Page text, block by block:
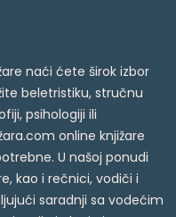
naći ćete širok izbor
beletristiku, stručnu
psihologiji ili
online knjižare
U našoj ponudi
kao i rečnici, vodiči i
saradnji sa vodećim